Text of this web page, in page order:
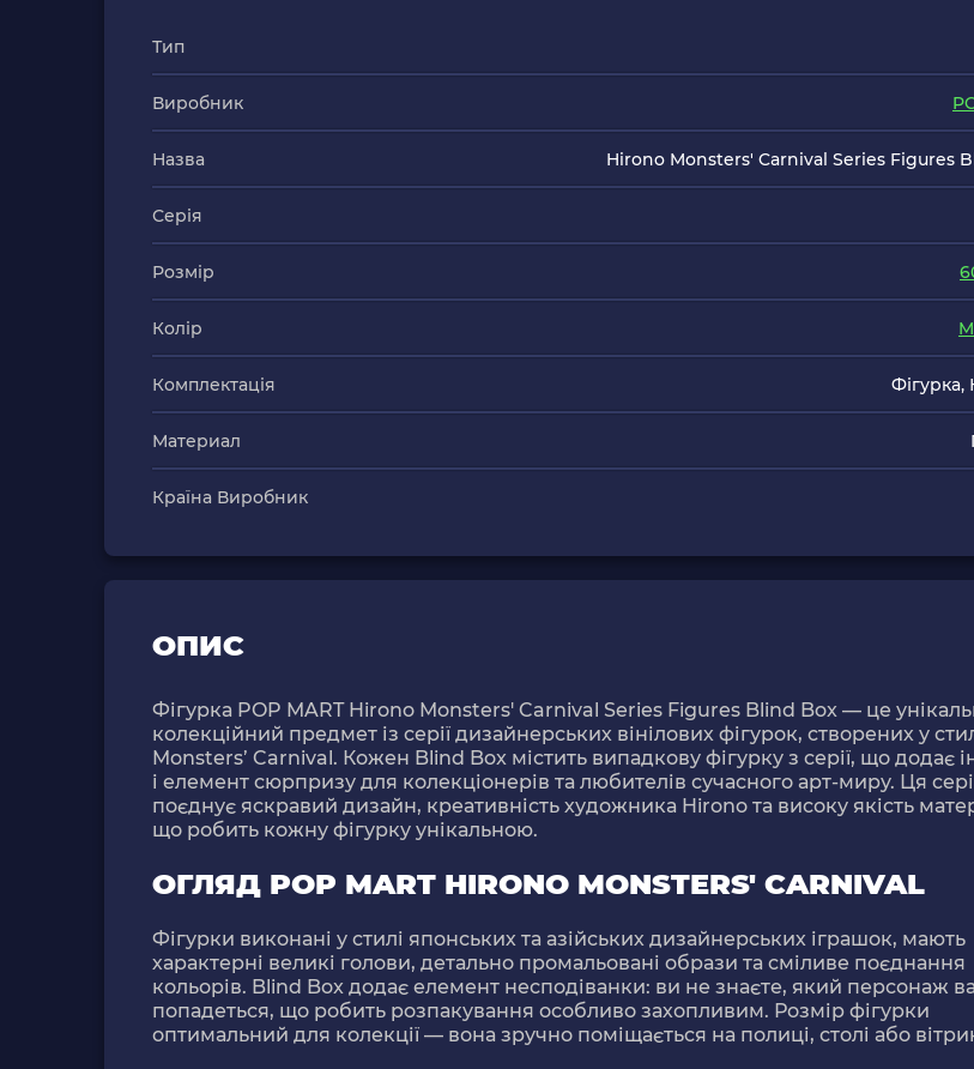
Тип
Виробник
Назва Hirono Monsters' Carnival Series Figures
Серія
Розмір
Колір
Комплектація Фігурка,
Материал
Країна Виробник
ОПИС
Фігурка POP MART Hirono Monsters' Carnival Series Figures Blind Box — це
колекційний предмет із серії дизайнерських вінілових фігурок, створених у
Monsters’ Carnival. Кожен Blind Box містить випадкову фігурку з серії, що додає
і елемент сюрпризу для колекціонерів та любителів сучасного арт-миру. Ця
поєднує яскравий дизайн, креативність художника Hirono та високу якість
що робить кожну фігурку унікальною.
ОГЛЯД POP MART HIRONO MONSTERS' CARNIVAL
Фігурки виконані у стилі японських та азійських дизайнерських іграшок, мають
характерні великі голови, детально промальовані образи та сміливе поєднання
кольорів. Blind Box додає елемент несподіванки: ви не знаєте, який персонаж
попадеться, що робить розпакування особливо захопливим. Розмір фігурки
оптимальний для колекції — вона зручно поміщається на полиці, столі або